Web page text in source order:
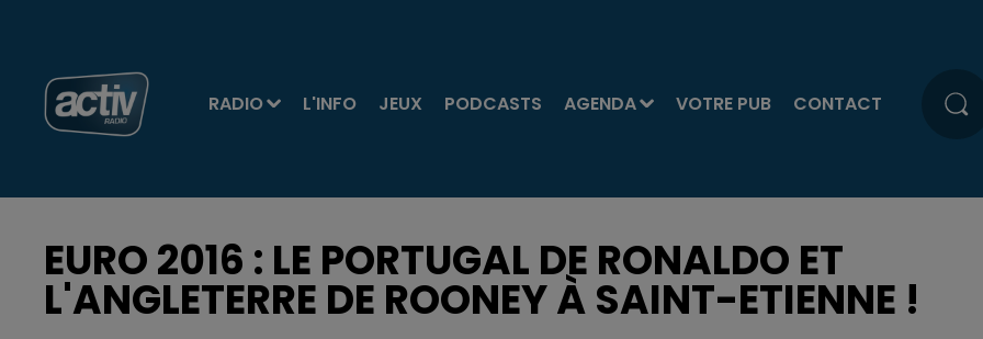
RADIO L'INFO JEUX PODCASTS AGENDA VOTRE PUB CONTACT
EURO 2016 : LE PORTUGAL DE RONALDO ET
L'ANGLETERRE DE ROONEY À SAINT-ETIENNE !